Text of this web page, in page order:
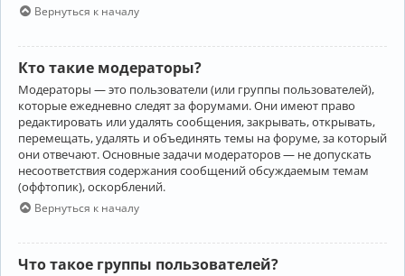
Вернуться к началу
Кто такие модераторы?
Модераторы — это пользователи (или группы пользователей),
которые ежедневно следят за форумами. Они имеют право
редактировать или удалять сообщения, закрывать, открывать,
перемещать, удалять и объединять темы на форуме, за который
они отвечают. Основные задачи модераторов — не допускать
несоответствия содержания сообщений обсуждаемым темам
(оффтопик), оскорблений.
Вернуться к началу
Что такое группы пользователей?